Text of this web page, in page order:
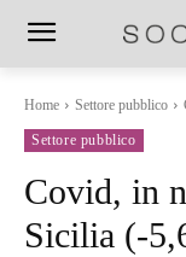
Home Settore pubblico
Settore pubblico
Covid, in
Sicilia (-